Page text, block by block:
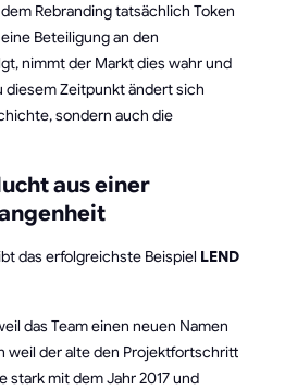
Rebranding tatsächlich Token
Beteiligung an den
nimmt der Markt dies wahr und
diesem Zeitpunkt ändert sich
sondern auch die
aus einer
das erfolgreichste Beispiel LEND
das Team einen neuen Namen
weil der alte den Projektfortschritt
stark mit dem Jahr 2017 und